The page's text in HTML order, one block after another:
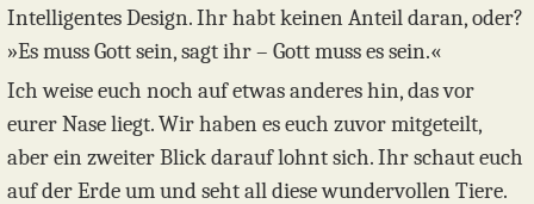
Intelligentes Design. Ihr habt keinen Anteil daran, oder?
»Es muss Gott sein, sagt ihr – Gott muss es sein.«
Ich weise euch noch auf etwas anderes hin, das vor
eurer Nase liegt. Wir haben es euch zuvor mitgeteilt,
aber ein zweiter Blick darauf lohnt sich. Ihr schaut euch
auf der Erde um und seht all diese wundervollen Tiere.